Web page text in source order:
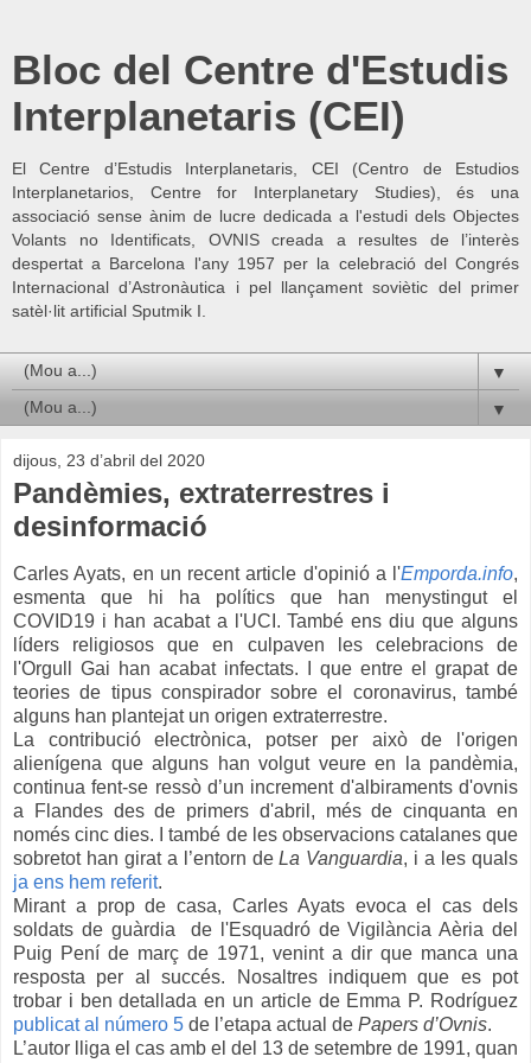
Bloc del Centre d'Estudis
Interplanetaris (CEI)
El Centre d’Estudis Interplanetaris, CEI (Centro de Estudios
Interplanetarios, Centre for Interplanetary Studies), és una
associació sense ànim de lucre dedicada a l'estudi dels Objectes
Volants no Identificats, OVNIS creada a resultes de l’interès
despertat a Barcelona l'any 1957 per la celebració del Congrés
Internacional d’Astronàutica i pel llançament soviètic del primer
satèl·lit artificial Sputmik I.
▼
▼
dijous, 23 d’abril del 2020
Pandèmies, extraterrestres i
desinformació
Carles Ayats, en un recent article d'opinió a l'Emporda.info,
esmenta que hi ha polítics que han menystingut el
COVID19 i han acabat a l'UCI. També ens diu que alguns
líders religiosos que en culpaven les celebracions de
l'Orgull Gai han acabat infectats. I que entre el grapat de
teories de tipus conspirador sobre el coronavirus, també
alguns han plantejat un origen extraterrestre.
La contribució electrònica, potser per això de l'origen
alienígena que alguns han volgut veure en la pandèmia,
continua fent-se ressò d’un increment d'albiraments d'ovnis
a Flandes des de primers d'abril, més de cinquanta en
només cinc dies. I també de les observacions catalanes que
sobretot han girat a l’entorn deLa Vanguardia, i a les quals
ja ens hem referit.
Mirant a prop de casa, Carles Ayats evoca el cas dels
soldats de guàrdia de l'Esquadró de Vigilància Aèria del
Puig Pení de març de 1971, venint a dir que manca una
resposta per al succés. Nosaltres indiquem que es pot
trobar i ben detallada en un article de Emma P. Rodríguez
publicat al número 5 de l’etapa actual de Papers d’Ovnis.
L’autor lliga el cas amb el del 13 de setembre de 1991, quan